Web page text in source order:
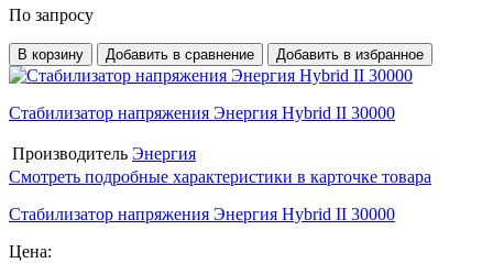
По запросу
В корзину Добавить в сравнение Добавить в избранное
Стабилизатор напряжения Энергия Hybrid II 30000
Производитель Энергия
Смотреть подробные характеристики в карточке товара
Стабилизатор напряжения Энергия Hybrid II 30000
Цена: